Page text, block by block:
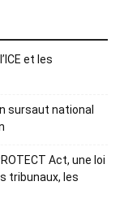
et les
sursaut national
Act, une loi
tribunaux, les